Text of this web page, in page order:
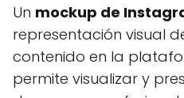
Un mockup de
representación visual
contenido en la
permite visualizar y